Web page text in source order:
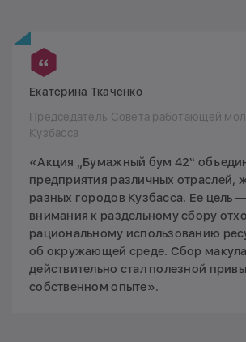
Екатерина Ткаченко
Председатель Совета работающей
Кузбасса
«Акция „Бумажный бум 42“
предприятия различных отраслей,
разных городов Кузбасса. Ее цель
внимания к раздельному сбору
рациональному использованию
об окружающей среде. Сбор
действительно стал полезной
собственном опыте».